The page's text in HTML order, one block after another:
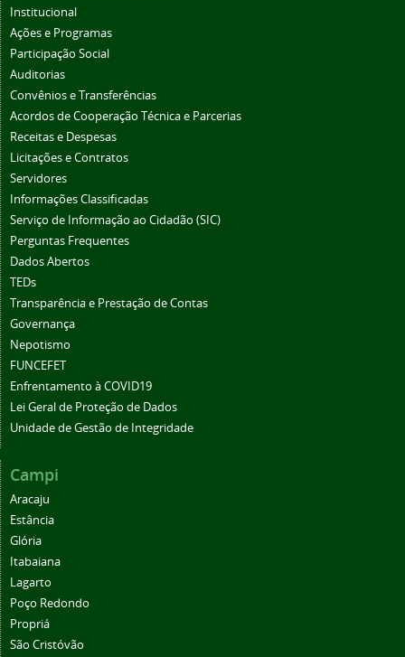
Institucional
Ações e Programas
Participação Social
Auditorias
Convênios e Transferências
Acordos de Cooperação Técnica e Parcerias
Receitas e Despesas
Licitações e Contratos
Servidores
Informações Classificadas
Serviço de Informação ao Cidadão (SIC)
Perguntas Frequentes
Dados Abertos
TEDs
Transparência e Prestação de Contas
Governança
Nepotismo
FUNCEFET
Enfrentamento à COVID19
Lei Geral de Proteção de Dados
Unidade de Gestão de Integridade
Campi
Aracaju
Estância
Glória
Itabaiana
Lagarto
Poço Redondo
Propriá
São Cristóvão